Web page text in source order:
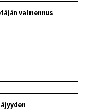
valmennus